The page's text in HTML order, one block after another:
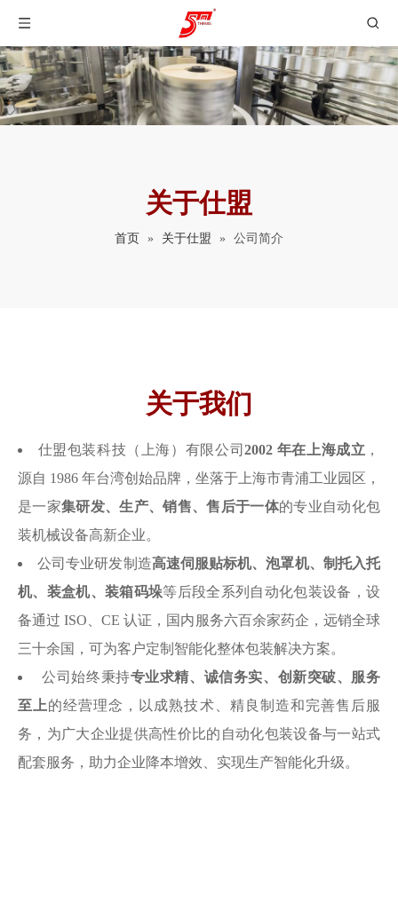
关于仕盟
首页 » 关于仕盟 » 公司简介
关于我们
仕盟包装科技（上海）有限公司2002 年在上海成立 ，
源自 1986 年台湾创始品牌，坐落于上海市青浦工业园区，
是一家集研发、生产、销售、售后于一体的专业自动化包
装机械设备高新企业。
公司专业研发制造高速伺服贴标机、泡罩机、制托入托
机、装盒机、装箱码垛等后段全系列自动化包装设备，设
备通过 ISO、CE 认证，国内服务六百余家药企，远销全球
三十余国，可为客户定制智能化整体包装解决方案。
公司始终秉持专业求精、诚信务实、创新突破、服务
至上的经营理念，以成熟技术、精良制造和完善售后服
务，为广大企业提供高性价比的自动化包装设备与一站式
配套服务，助力企业降本增效、实现生产智能化升级。